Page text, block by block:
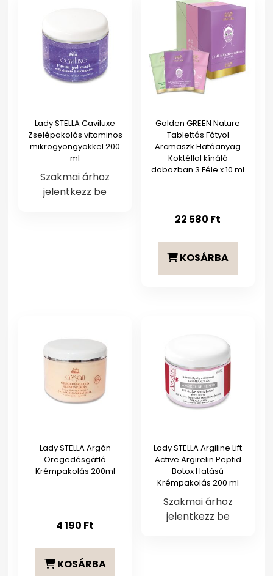
Lady STELLA Caviluxe
Zselépakolás vitaminos
mikrogyöngyökkel 200
ml
Szakmai árhoz
jelentkezz be
Golden GREEN Nature
Tablettás Fátyol
Arcmaszk Hatóanyag
Koktéllal kínáló
dobozban 3 Féle x 10 ml
22 580 Ft
KOSÁRBA
Lady STELLA Argán
Öregedésgátló
Krémpakolás 200ml
4 190 Ft
KOSÁRBA
Lady STELLA Argiline Lift
Active Argirelin Peptid
Botox Hatású
Krémpakolás 200 ml
Szakmai árhoz
jelentkezz be